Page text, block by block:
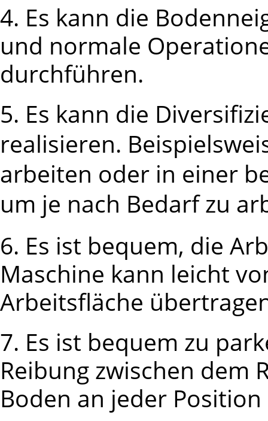
4. Es kann die
und normale
durchführen.
5. Es kann die
realisieren.
arbeiten oder in einer
um je nach Bedarf zu
6. Es ist bequem, die
Maschine kann leicht
Arbeitsfläche
7. Es ist bequem zu
Reibung zwischen dem
Boden an jeder